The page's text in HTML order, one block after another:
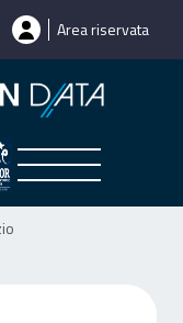
Area riservata